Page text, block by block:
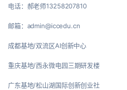
电话：郝老师13258207810
邮箱：admin@iccedu.cn
成都基地/双流区AI创新中心
重庆基地/西永微电园三期研发楼
广东基地/松山湖国际创新创业社